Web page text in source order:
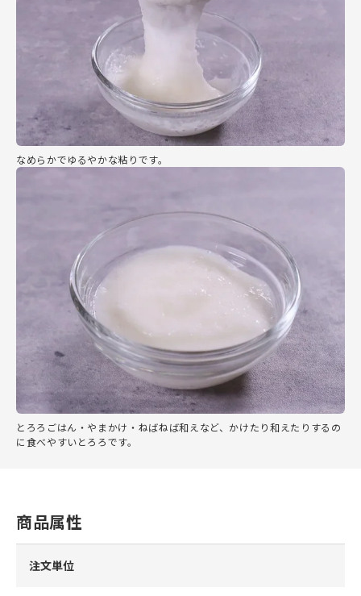
なめらかでゆるやかな粘りです。
とろろごはん・やまかけ・ねばねば和えなど、かけたり和えたりするの
に食べやすいとろろです。
商品属性
注文単位